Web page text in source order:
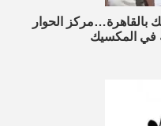
بالقاهرة…مركز الحوار
في المكسيك